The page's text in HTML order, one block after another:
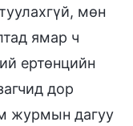
мөн
ямар ч
ертөнцийн
дор
журмын дагуу